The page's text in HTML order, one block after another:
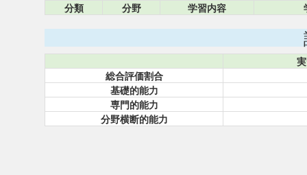
分類 分野 学習内容
総合評価割合
基礎的能力
専門的能力
分野横断的能力